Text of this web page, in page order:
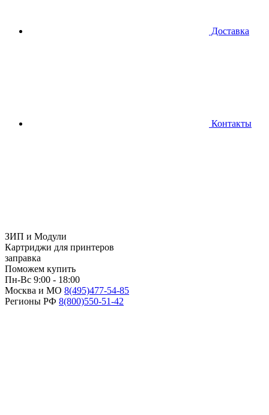
Доставка
Контакты
ЗИП и Модули
Картриджи для принтеров
заправка
Поможем купить
Пн-Вс 9:00 - 18:00
Москва и МО 8(495)477-54-85
Регионы РФ 8(800)550-51-42